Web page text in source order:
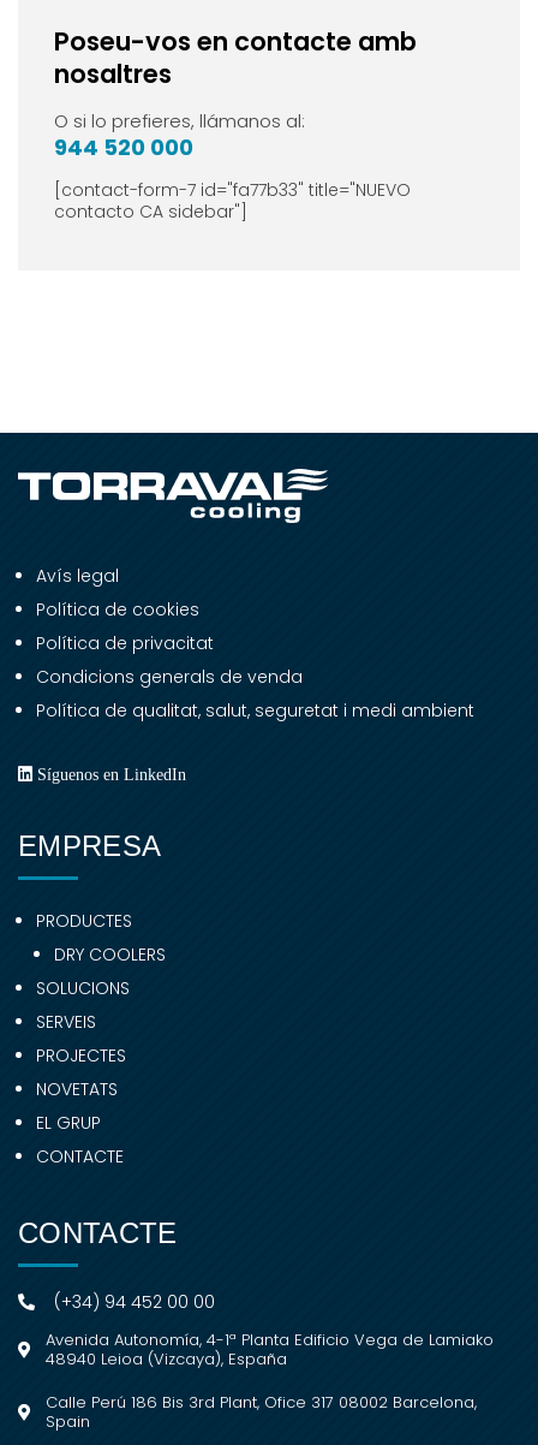
Poseu-vos en contacte amb
nosaltres
O si lo prefieres, llámanos al:
944 520 000
[contact-form-7 id="fa77b33" title="NUEVO
contacto CA sidebar"]
Avís legal
Política de cookies
Política de privacitat
Condicions generals de venda
Política de qualitat, salut, seguretat i medi ambient
Síguenos en LinkedIn
EMPRESA
PRODUCTES
DRY COOLERS
SOLUCIONS
SERVEIS
PROJECTES
NOVETATS
EL GRUP
CONTACTE
CONTACTE
(+34) 94 452 00 00
Avenida Autonomía, 4-1ª Planta Edificio Vega de Lamiako
48940 Leioa (Vizcaya), España
Calle Perú 186 Bis 3rd Plant, Ofice 317 08002 Barcelona,
Spain